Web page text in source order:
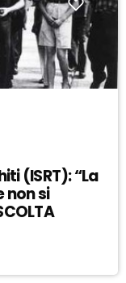
(ISRT): “La
non si